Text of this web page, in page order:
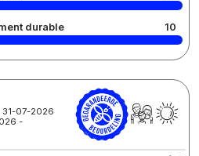
durable 10
31-07-2026
-